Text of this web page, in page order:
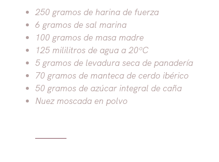
250 gramos de harina de fuerza
6 gramos de sal marina
100 gramos de masa madre
125 mililitros de agua a 20ºC
5 gramos de levadura seca de panadería
70 gramos de manteca de cerdo ibérico
50 gramos de azúcar integral de caña
Nuez moscada en polvo